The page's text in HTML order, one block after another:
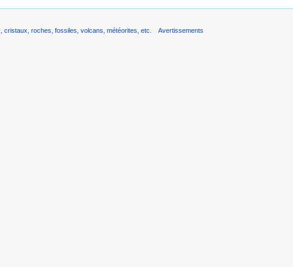
cristaux, roches, fossiles, volcans, météorites, etc. Avertissements